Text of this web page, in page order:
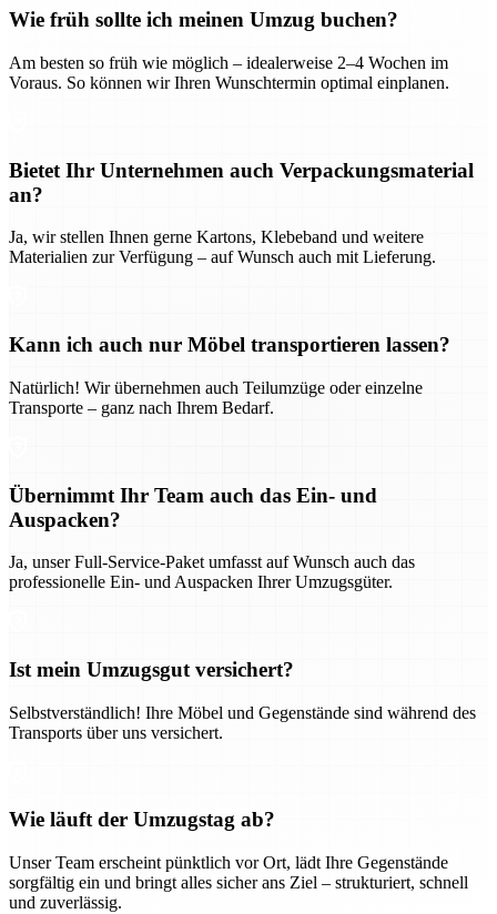
Wie früh sollte ich meinen Umzug buchen?
Am besten so früh wie möglich – idealerweise 2–4 Wochen im
Voraus. So können wir Ihren Wunschtermin optimal einplanen.
Bietet Ihr Unternehmen auch Verpackungsmaterial
an?
Ja, wir stellen Ihnen gerne Kartons, Klebeband und weitere
Materialien zur Verfügung – auf Wunsch auch mit Lieferung.
Kann ich auch nur Möbel transportieren lassen?
Natürlich! Wir übernehmen auch Teilumzüge oder einzelne
Transporte – ganz nach Ihrem Bedarf.
Übernimmt Ihr Team auch das Ein- und
Auspacken?
Ja, unser Full-Service-Paket umfasst auf Wunsch auch das
professionelle Ein- und Auspacken Ihrer Umzugsgüter.
Ist mein Umzugsgut versichert?
Selbstverständlich! Ihre Möbel und Gegenstände sind während des
Transports über uns versichert.
Wie läuft der Umzugstag ab?
Unser Team erscheint pünktlich vor Ort, lädt Ihre Gegenstände
sorgfältig ein und bringt alles sicher ans Ziel – strukturiert, schnell
und zuverlässig.